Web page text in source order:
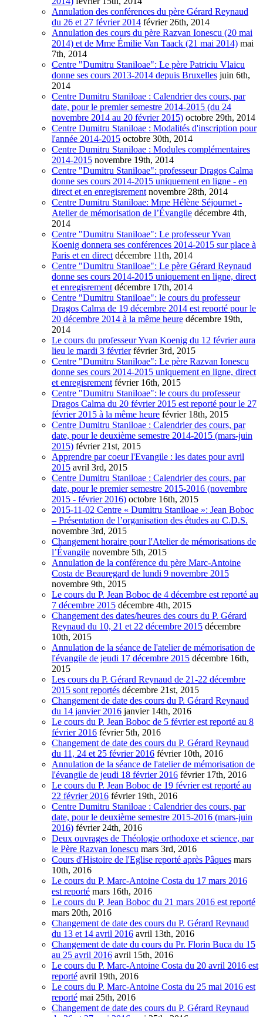
Annulation des conférences du père Gérard Reynaud
du 26 et 27 février 2014 février 26th, 2014
Annulation des cours du père Razvan Ionescu (20 mai
2014) et de Mme Émilie Van Taack (21 mai 2014) mai
7th, 2014
Centre "Dumitru Staniloae": Le père Patriciu Vlaicu
donne ses cours 2013-2014 depuis Bruxelles juin 6th,
2014
Centre Dumitru Staniloae : Calendrier des cours, par
date, pour le premier semestre 2014-2015 (du 24
novembre 2014 au 20 février 2015) octobre 29th, 2014
Centre Dumitru Staniloae : Modalités d'inscription pour
l'année 2014-2015 octobre 30th, 2014
Centre Dumitru Staniloae : Modules complémentaires
2014-2015 novembre 19th, 2014
Centre "Dumitru Staniloae": professeur Dragos Calma
donne ses cours 2014-2015 uniquement en ligne - en
direct et en enregisrement novembre 28th, 2014
Centre Dumitru Staniloae: Mme Hélène Séjournet -
Atelier de mémorisation de l’Évangile décembre 4th,
2014
Centre "Dumitru Staniloae": Le professeur Yvan
Koenig donnera ses conférences 2014-2015 sur place à
Paris et en direct décembre 11th, 2014
Centre "Dumitru Staniloae": Le père Gérard Reynaud
donne ses cours 2014-2015 uniquement en ligne, direct
et enregisrement décembre 17th, 2014
Centre "Dumitru Staniloae": le cours du professeur
Dragos Calma de 19 décembre 2014 est reporté pour le
20 décembre 2014 à la même heure décembre 19th,
2014
Le cours du professeur Yvan Koenig du 12 février aura
lieu le mardi 3 févrierfévrier 3rd, 2015
Centre "Dumitru Staniloae": Le père Razvan Ionescu
donne ses cours 2014-2015 uniquement en ligne, direct
et enregisrement février 16th, 2015
Centre "Dumitru Staniloae": le cours du professeur
Dragos Calma du 20 février 2015 est reporté pour le 27
février 2015 à la même heure février 18th, 2015
Centre Dumitru Staniloae : Calendrier des cours, par
date, pour le deuxième semestre 2014-2015 (mars-juin
2015) février 21st, 2015
Apprendre par coeur l'Evangile : les dates pour avril
2015 avril 3rd, 2015
Centre Dumitru Staniloae : Calendrier des cours, par
date, pour le premier semestre 2015-2016 (novembre
2015 - février 2016) octobre 16th, 2015
2015-11-02 Centre « Dumitru Staniloae »: Jean Boboc
– Présentation de l’organisation des études au C.D.S.
novembre 3rd, 2015
Changement horaire pour l'Atelier de mémorisations de
l’Évangile novembre 5th, 2015
Annulation de la conférence du père Marc-Antoine
Costa de Beauregard de lundi 9 novembre 2015
novembre 9th, 2015
Le cours du P. Jean Boboc de 4 décembre est reporté au
7 décembre 2015 décembre 4th, 2015
Changement des dates/heures des cours du P. Gérard
Reynaud du 10, 21 et 22 décembre 2015 décembre
10th, 2015
Annulation de la séance de l'atelier de mémorisation de
l'évangile de jeudi 17 décembre 2015 décembre 16th,
2015
Les cours du P. Gérard Reynaud de 21-22 décembre
2015 sont reportés décembre 21st, 2015
Changement de date des cours du P. Gérard Reynaud
du 14 janvier 2016 janvier 14th, 2016
Le cours du P. Jean Boboc de 5 février est reporté au 8
février 2016 février 5th, 2016
Changement de date des cours du P. Gérard Reynaud
du 11, 24 et 25 février 2016 février 10th, 2016
Annulation de la séance de l'atelier de mémorisation de
l'évangile de jeudi 18 février 2016 février 17th, 2016
Le cours du P. Jean Boboc de 19 février est reporté au
22 février 2016 février 19th, 2016
Centre Dumitru Staniloae : Calendrier des cours, par
date, pour le deuxième semestre 2015-2016 (mars-juin
2016) février 24th, 2016
Deux ouvrages de Théologie orthodoxe et science, par
le Père Razvan Ionescu mars 3rd, 2016
Cours d'Histoire de l'Eglise reporté après Pâques mars
10th, 2016
Le cours du P. Marc-Antoine Costa du 17 mars 2016
est reporté mars 16th, 2016
Le cours du P. Jean Boboc du 21 mars 2016 est reporté
mars 20th, 2016
Changement de date des cours du P. Gérard Reynaud
du 13 et 14 avril 2016 avril 13th, 2016
Changement de date du cours du Pr. Florin Buca du 15
au 25 avril 2016 avril 15th, 2016
Le cours du P. Marc-Antoine Costa du 20 avril 2016 est
reporté avril 19th, 2016
Le cours du P. Marc-Antoine Costa du 25 mai 2016 est
reporté mai 25th, 2016
Changement de date des cours du P. Gérard Reynaud